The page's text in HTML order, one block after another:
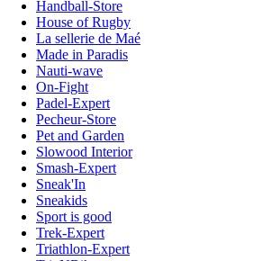
Handball-Store
House of Rugby
La sellerie de Maé
Made in Paradis
Nauti-wave
On-Fight
Padel-Expert
Pecheur-Store
Pet and Garden
Slowood Interior
Smash-Expert
Sneak'In
Sneakids
Sport is good
Trek-Expert
Triathlon-Expert